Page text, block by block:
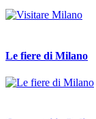
Le fiere di Milano